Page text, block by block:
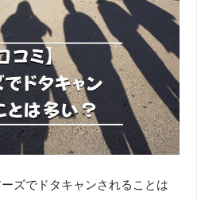
ズでドタキャンされることは